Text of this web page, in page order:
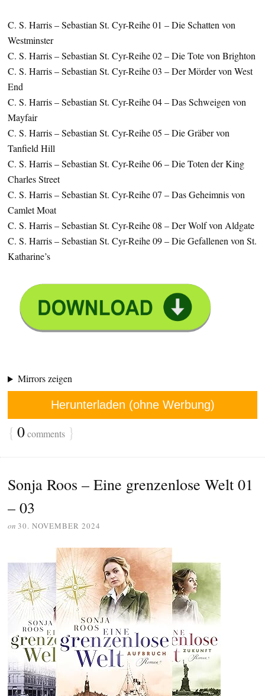
C. S. Harris – Sebastian St. Cyr-Reihe 01 – Die Schatten von
Westminster
C. S. Harris – Sebastian St. Cyr-Reihe 02 – Die Tote von Brighton
C. S. Harris – Sebastian St. Cyr-Reihe 03 – Der Mörder von West
End
C. S. Harris – Sebastian St. Cyr-Reihe 04 – Das Schweigen von
Mayfair
C. S. Harris – Sebastian St. Cyr-Reihe 05 – Die Gräber von
Tanfield Hill
C. S. Harris – Sebastian St. Cyr-Reihe 06 – Die Toten der King
Charles Street
C. S. Harris – Sebastian St. Cyr-Reihe 07 – Das Geheimnis von
Camlet Moat
C. S. Harris – Sebastian St. Cyr-Reihe 08 – Der Wolf von Aldgate
C. S. Harris – Sebastian St. Cyr-Reihe 09 – Die Gefallenen von St.
Katharine’s
Mirrors zeigen
Herunterladen (ohne Werbung)
{ 0comments }
Sonja Roos – Eine grenzenlose Welt 01
– 03
on 30. NOVEMBER 2024